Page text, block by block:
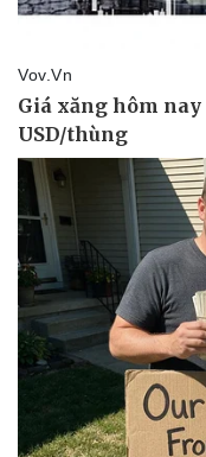
Kinh tế
Bất động sản
Khởi nghiệp